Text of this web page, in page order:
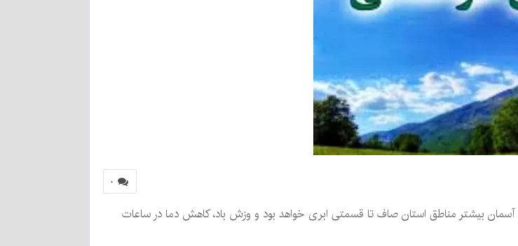
۰
کل هواشناسی استان کرمان اعلام کرد: امروز پنجشنبه ۳۰ بهمن‌ماه ۱۴۰۴، آسمان بیشتر مناطق استان صاف تا قسمتی ابری خواهد بود و وزش باد، کاهش دما در ساعات